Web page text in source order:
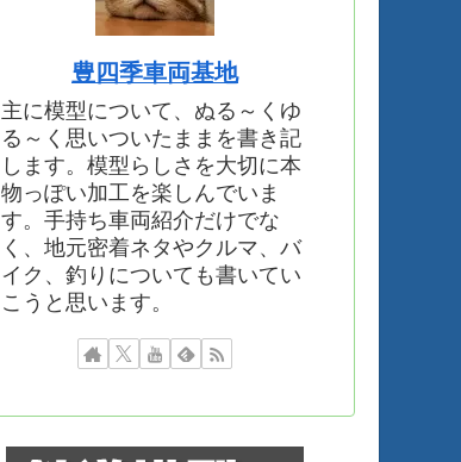
豊四季車両基地
主に模型について、ぬる～くゆ
る～く思いついたままを書き記
します。模型らしさを大切に本
物っぽい加工を楽しんでいま
す。手持ち車両紹介だけでな
く、地元密着ネタやクルマ、バ
イク、釣りについても書いてい
こうと思います。